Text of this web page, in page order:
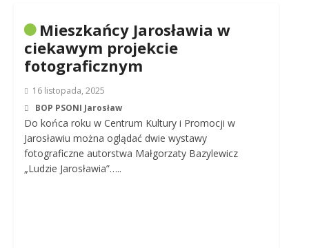
Mieszkańcy Jarosławia w
ciekawym projekcie
fotograficznym
16 listopada, 2025
BOP PSONI Jarosław
Do końca roku w Centrum Kultury i Promocji w
Jarosławiu można oglądać dwie wystawy
fotograficzne autorstwa Małgorzaty Bazylewicz
„Ludzie Jarosławia”…..